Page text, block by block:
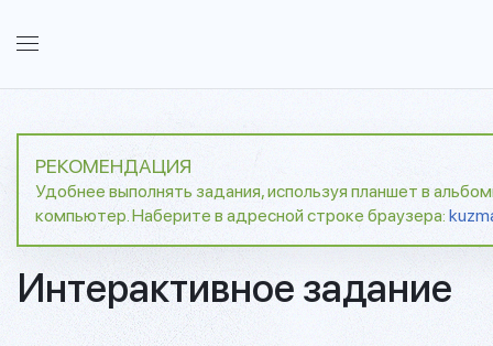
РЕКОМЕНДАЦИЯ
Удобнее выполнять задания, используя планшет в
компьютер. Наберите в адресной строке браузера:
Интерактивное задание